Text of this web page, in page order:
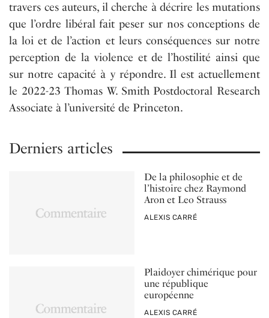
travers ces auteurs, il cherche à décrire les mutations
que l’ordre libéral fait peser sur nos conceptions de
la loi et de l’action et leurs conséquences sur notre
perception de la violence et de l’hostilité ainsi que
sur notre capacité à y répondre. Il est actuellement
le 2022-23 Thomas W. Smith Postdoctoral Research
Associate à l’université de Princeton.
Derniers articles
De la philosophie et de
l’histoire chez Raymond
Aron et Leo Strauss
PAR
ALEXIS CARRÉ
Plaidoyer chimérique pour
une république
européenne
PAR
ALEXIS CARRÉ